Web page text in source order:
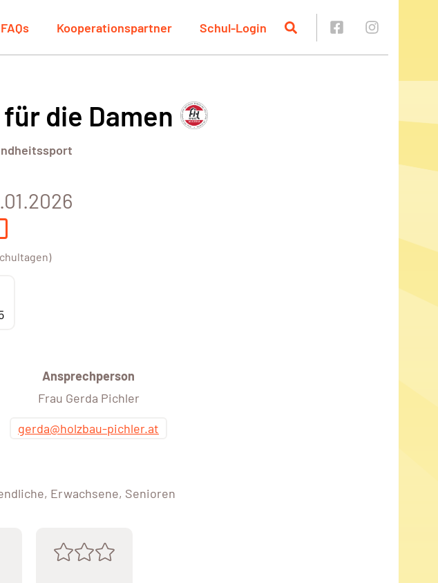
FAQs Kooperationspartner Schul-Login
die Damen
Ansprechperson
Frau Gerda Pichler
gerda@holzbau-pichler.at
Erwachsene, Senioren